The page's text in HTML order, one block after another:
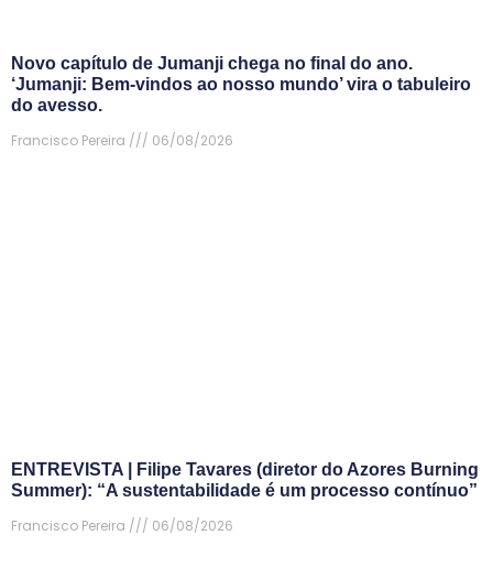
Novo capítulo de Jumanji chega no final do ano.
‘Jumanji: Bem-vindos ao nosso mundo’ vira o tabuleiro
do avesso.
Francisco Pereira
06/08/2026
ENTREVISTA | Filipe Tavares (diretor do Azores Burning
Summer): “A sustentabilidade é um processo contínuo”
Francisco Pereira
06/08/2026